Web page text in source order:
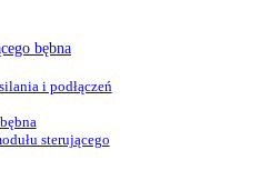
bębna
i podłączeń
sterującego